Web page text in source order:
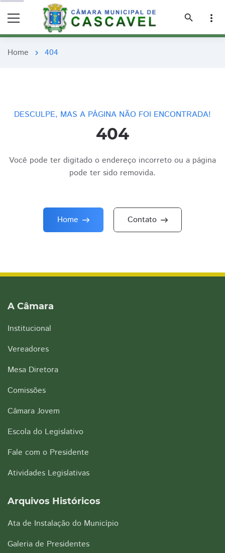
search
more_vert
Home chevron_right 404
DESCULPE, MAS A PÁGINA NÃO FOI ENCONTRADA!
404
Você pode ter digitado o endereço incorreto ou a página
pode ter sido removida.
Home Contato
A Câmara
Institucional
Vereadores
Mesa Diretora
Comissões
Câmara Jovem
Escola do Legislativo
Fale com o Presidente
Atividades Legislativas
Arquivos Históricos
Ata de Instalação do Município
Galeria de Presidentes